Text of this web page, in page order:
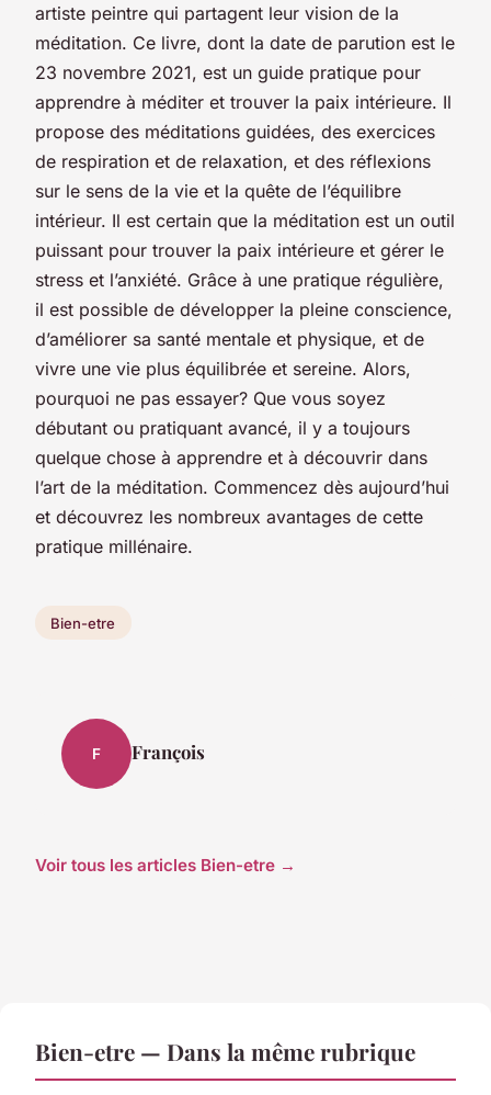
artiste peintre qui partagent leur vision de la
méditation. Ce livre, dont la date de parution est le
23 novembre 2021, est un guide pratique pour
apprendre à méditer et trouver la paix intérieure. Il
propose des méditations guidées, des exercices
de respiration et de relaxation, et des réflexions
sur le sens de la vie et la quête de l’équilibre
intérieur. Il est certain que la méditation est un outil
puissant pour trouver la paix intérieure et gérer le
stress et l’anxiété. Grâce à une pratique régulière,
il est possible de développer la pleine conscience,
d’améliorer sa santé mentale et physique, et de
vivre une vie plus équilibrée et sereine. Alors,
pourquoi ne pas essayer? Que vous soyez
débutant ou pratiquant avancé, il y a toujours
quelque chose à apprendre et à découvrir dans
l’art de la méditation. Commencez dès aujourd’hui
et découvrez les nombreux avantages de cette
pratique millénaire.
Bien-etre
F François
Voir tous les articles Bien-etre →
Bien-etre — Dans la même rubrique